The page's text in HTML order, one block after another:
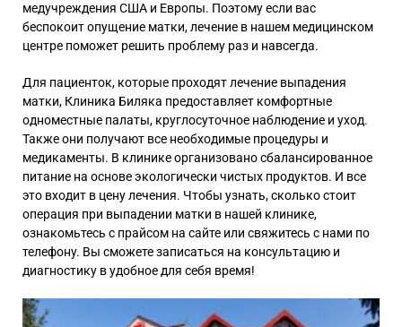
медучреждения США и Европы. Поэтому если вас
беспокоит опущение матки, лечение в нашем медицинском
центре поможет решить проблему раз и навсегда.
Для пациенток, которые проходят лечение выпадения
матки, Клиника Биляка предоставляет комфортные
одноместные палаты, круглосуточное наблюдение и уход.
Также они получают все необходимые процедуры и
медикаменты. В клинике организовано сбалансированное
питание на основе экологически чистых продуктов. И все
это входит в цену лечения. Чтобы узнать, сколько стоит
операция при выпадении матки в нашей клинике,
ознакомьтесь с прайсом на сайте или свяжитесь с нами по
телефону. Вы сможете записаться на консультацию и
диагностику в удобное для себя время!